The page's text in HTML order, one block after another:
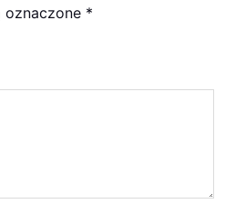
oznaczone *